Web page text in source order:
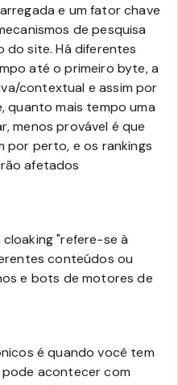
e um fator chave
de pesquisa
do site. Há diferentes
até o primeiro byte, a
contextual e assim por
quanto mais tempo uma
menos provável é que
por perto, e os rankings
afetados
cloaking "refere-se à
conteúdos ou
e bots de motores de
é quando você tem
acontecer com